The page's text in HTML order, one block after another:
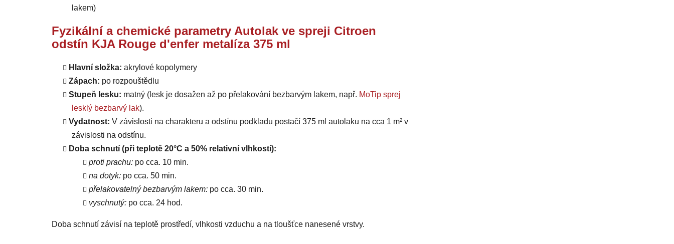
lakem)
Fyzikální a chemické parametry Autolak ve spreji Citroen
odstín KJA Rouge d'enfer metalíza 375 ml
Hlavní složka: akrylové kopolymery
Zápach: po rozpouštědlu
Stupeň lesku: matný (lesk je dosažen až po přelakování bezbarvým lakem, např. MoTip sprej
lesklý bezbarvý lak).
Vydatnost: V závislosti na charakteru a odstínu podkladu postačí 375 ml autolaku na cca 1 m² v
závislosti na odstínu.
Doba schnutí (při teplotě 20°C a 50% relativní vlhkosti):
proti prachu: po cca. 10 min.
na dotyk: po cca. 50 min.
přelakovatelný bezbarvým lakem: po cca. 30 min.
vyschnutý: po cca. 24 hod.
Doba schnutí závisí na teplotě prostředí, vlhkosti vzduchu a na tloušťce nanesené vrstvy.